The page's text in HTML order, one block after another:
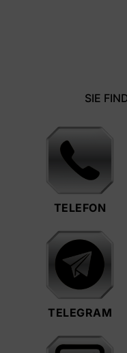
SIE
TELEFON
TELEGRAM